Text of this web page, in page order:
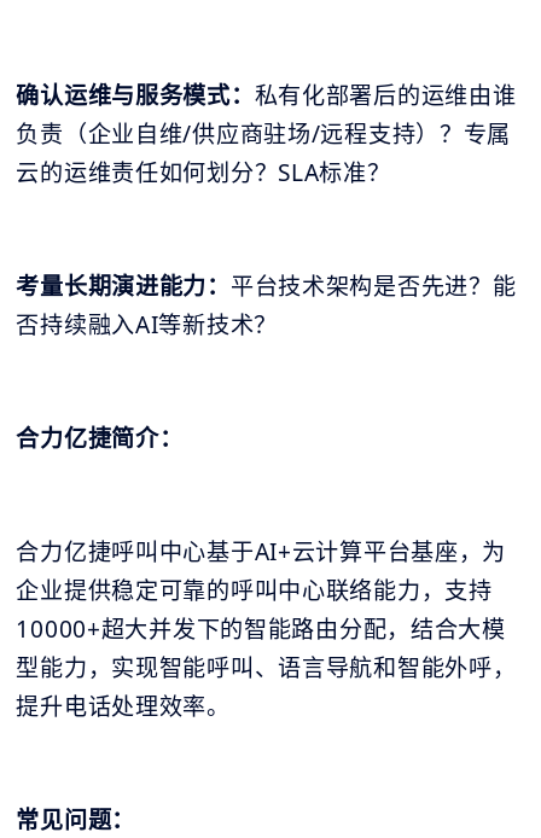
确认运维与服务模式： 私有化部署后的运维由谁
负责（企业自维/供应商驻场/远程支持）？专属
云的运维责任如何划分？SLA标准？
考量长期演进能力： 平台技术架构是否先进？能
否持续融入AI等新技术？
合力亿捷简介：
合力亿捷呼叫中心基于AI+云计算平台基座，为
企业提供稳定可靠的呼叫中心联络能力，支持
10000+超大并发下的智能路由分配，结合大模
型能力，实现智能呼叫、语言导航和智能外呼，
提升电话处理效率。
常见问题：